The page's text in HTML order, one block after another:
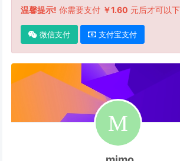
温馨提示! 你需要支付 ￥1.60 元后才可以
微信支付 支付宝支付